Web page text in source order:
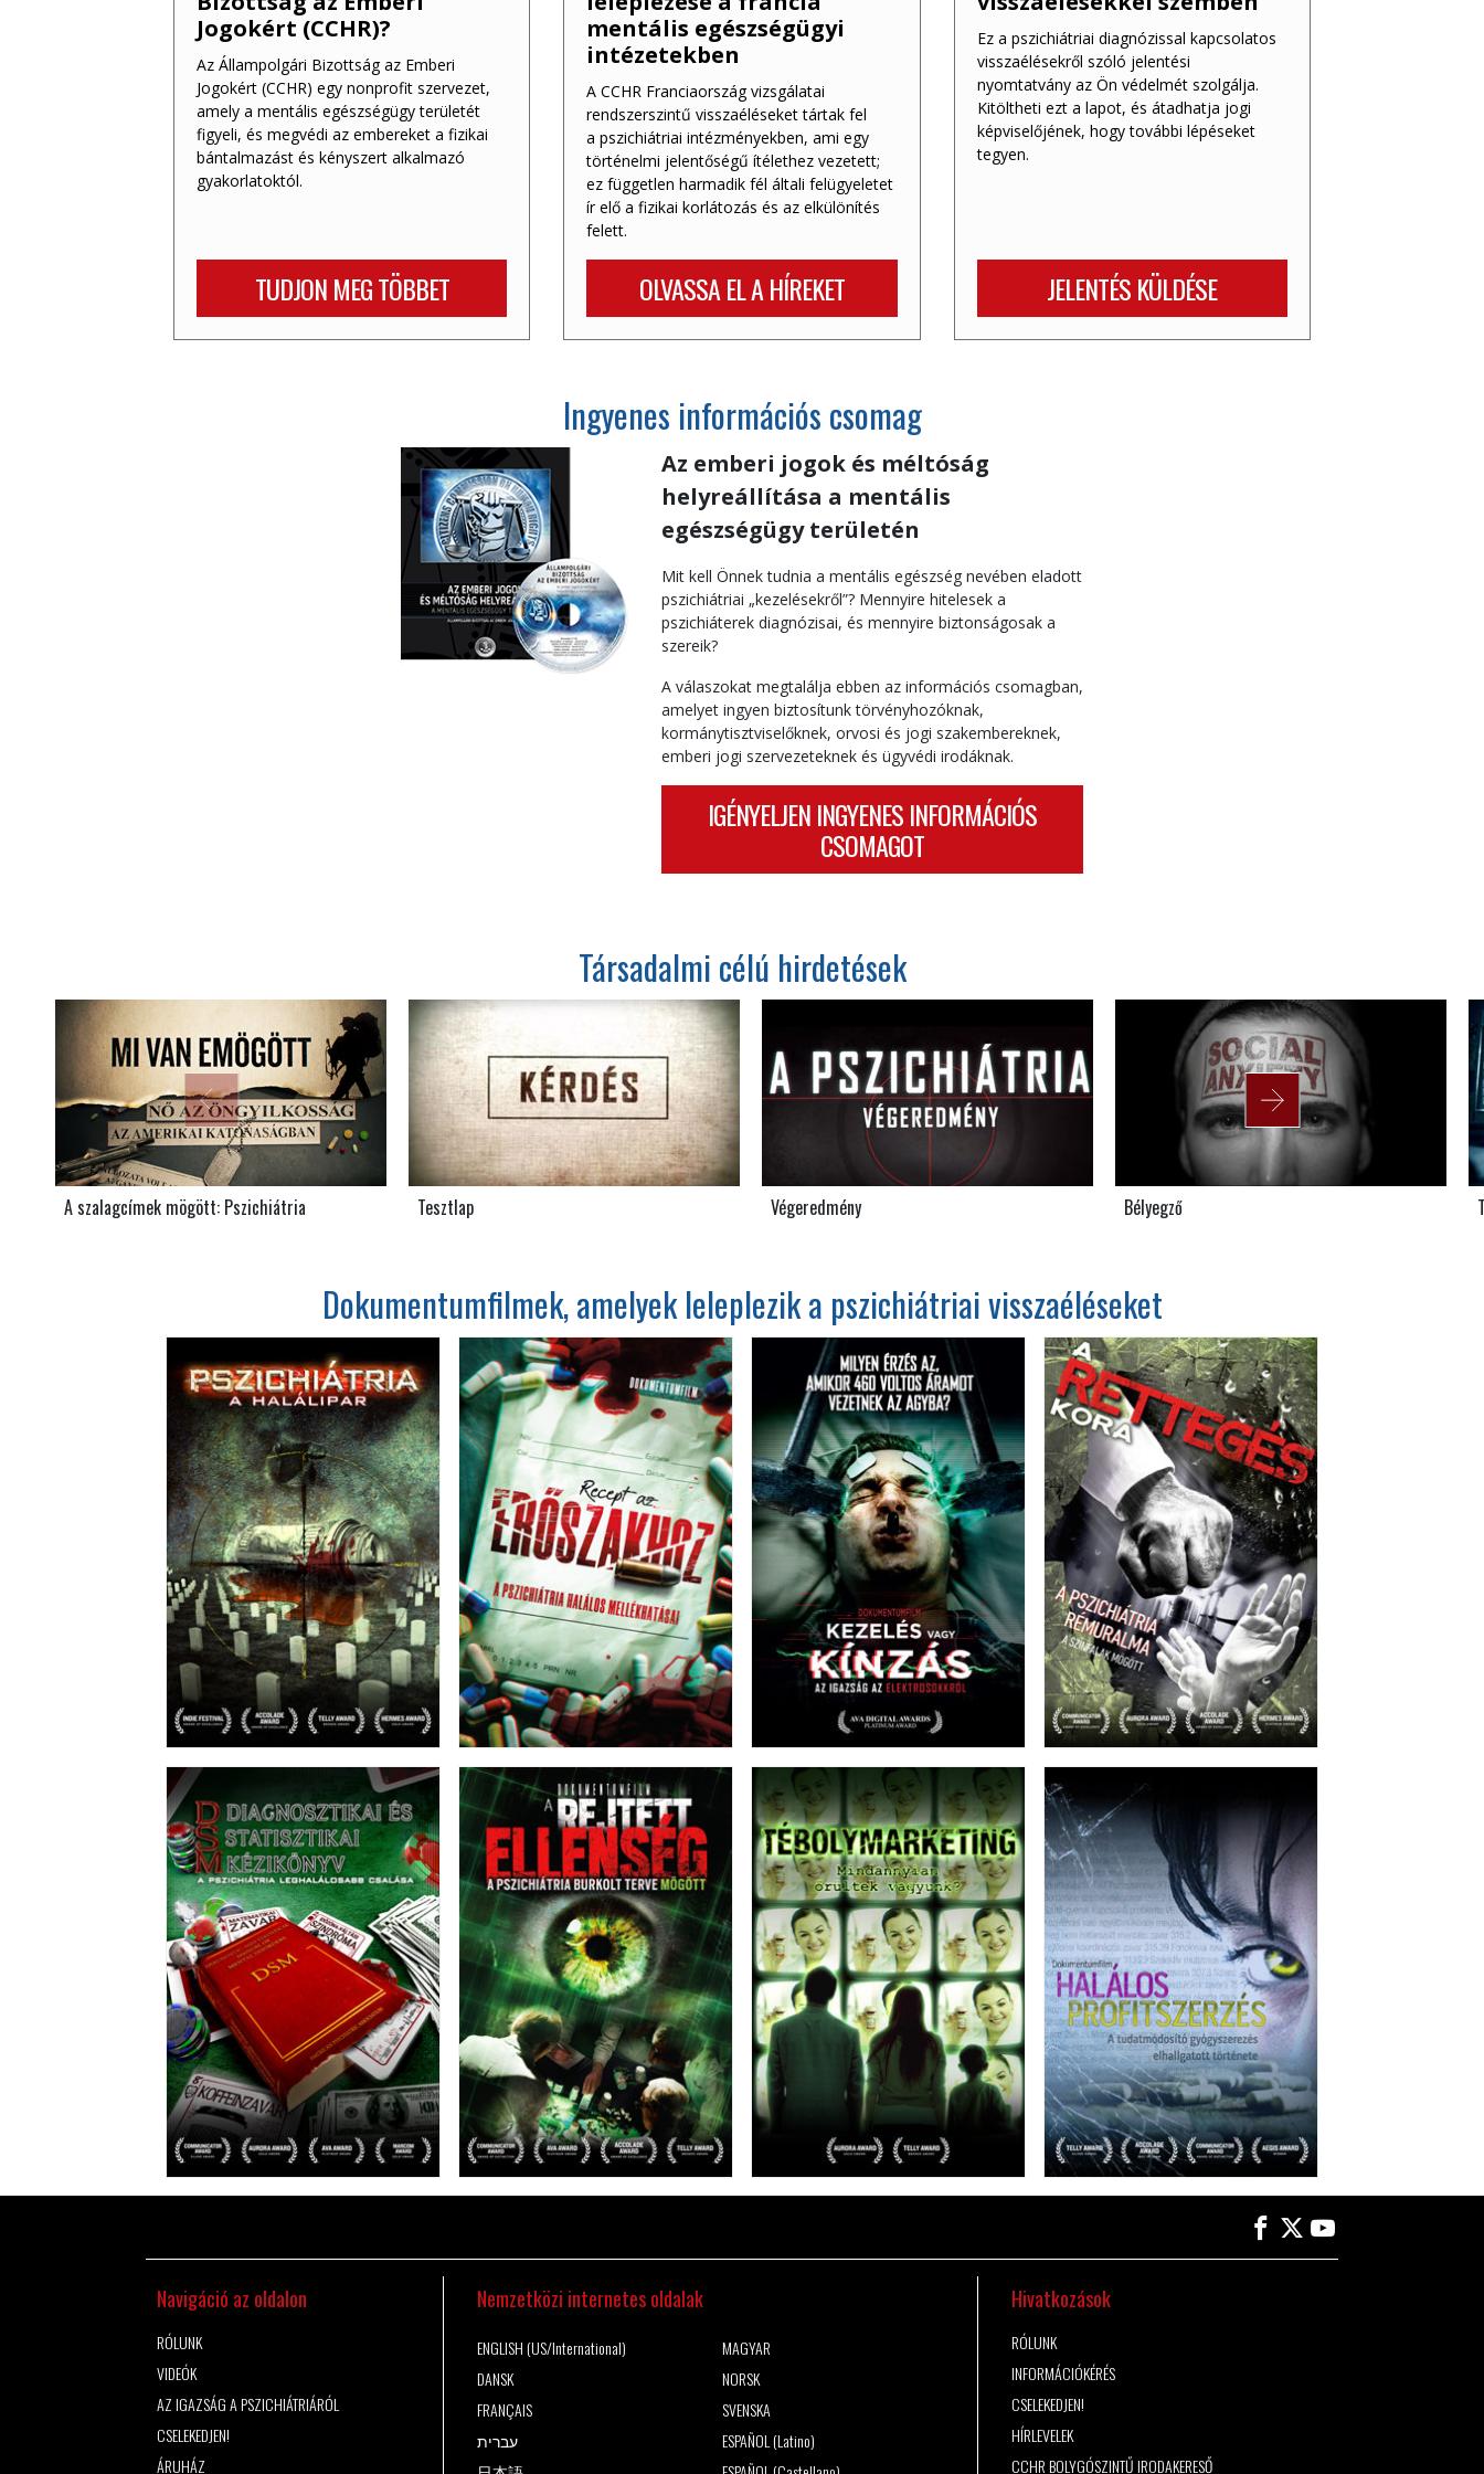
Jogokért (CCHR)?
Az Állampolgári Bizottság az Emberi
Jogokért (CCHR) egy nonprofit szervezet,
amely a mentális egészségügy területét
figyeli, és megvédi az embereket a fizikai
bántalmazást és kényszert alkalmazó
gyakorlatoktól.
TUDJON MEG TÖBBET
mentális egészségügyi
intézetekben
A CCHR Franciaország vizsgálatai
rendszerszintű visszaéléseket tártak fel
a pszichiátriai intézményekben, ami egy
történelmi jelentőségű ítélethez vezetett;
ez független harmadik fél általi felügyeletet
ír elő a fizikai korlátozás és az elkülönítés
felett.
OLVASSA EL A HÍREKET
Ez a pszichiátriai diagnózissal kapcsolatos
visszaélésekről szóló jelentési
nyomtatvány az Ön védelmét szolgálja.
Kitöltheti ezt a lapot, és átadhatja jogi
képviselőjének, hogy további lépéseket
tegyen.
JELENTÉS KÜLDÉSE
Ingyenes információs csomag
Az emberi jogok és méltóság
helyreállítása a mentális
egészségügy területén
Mit kell Önnek tudnia a mentális egészség nevében eladott
pszichiátriai „kezelésekről”? Mennyire hitelesek a
pszichiáterek diagnózisai, és mennyire biztonságosak a
szereik?
A válaszokat megtalálja ebben az információs csomagban,
amelyet ingyen biztosítunk törvényhozóknak,
kormánytisztviselőknek, orvosi és jogi szakembereknek,
emberi jogi szervezeteknek és ügyvédi irodáknak.
IGÉNYELJEN INGYENES INFORMÁCIÓS
CSOMAGOT
Társadalmi célú hirdetések
A szalagcímek mögött: Pszichiátria Tesztlap Végeredmény Bélyegző
Dokumentumfilmek, amelyek leleplezik a pszichiátriai visszaéléseket
Navigáció az oldalon
RÓLUNK
VIDEÓK
AZ IGAZSÁG A PSZICHIÁTRIÁRÓL
CSELEKEDJEN!
ÁRUHÁZ
Nemzetközi internetes oldalak
ENGLISH (US/International)
DANSK
FRANÇAIS
עברית
MAGYAR
NORSK
SVENSKA
ESPAÑOL (Latino)
Hivatkozások
RÓLUNK
INFORMÁCIÓKÉRÉS
CSELEKEDJEN!
HÍRLEVELEK
CCHR BOLYGÓSZINTŰ IRODAKERESŐ